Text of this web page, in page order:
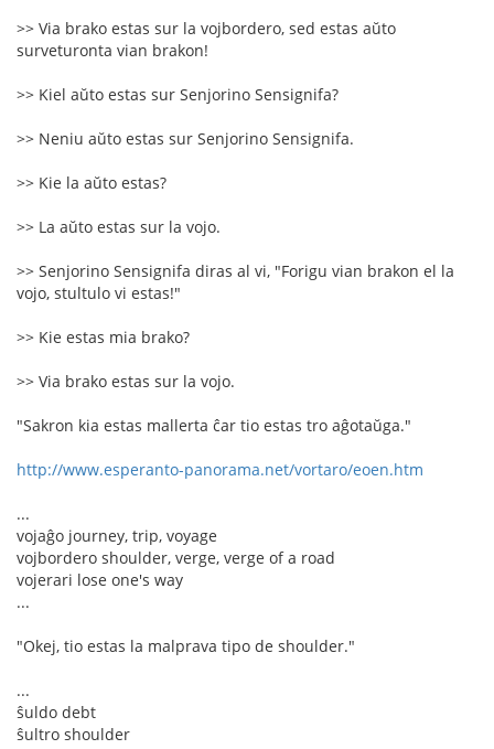
>> Via brako estas sur la vojbordero, sed estas aŭto
surveturonta vian brakon!
>> Kiel aŭto estas sur Senjorino Sensignifa?
>> Neniu aŭto estas sur Senjorino Sensignifa.
>> Kie la aŭto estas?
>> La aŭto estas sur la vojo.
>> Senjorino Sensignifa diras al vi, "Forigu vian brakon el la
vojo, stultulo vi estas!"
>> Kie estas mia brako?
>> Via brako estas sur la vojo.
"Sakron kia estas mallerta ĉar tio estas tro aĝotaŭga."
http://www.esperanto-panorama.net/vortaro/eoen.htm
...
vojaĝo journey, trip, voyage
vojbordero shoulder, verge, verge of a road
vojerari lose one's way
...
"Okej, tio estas la malprava tipo de shoulder."
...
ŝuldo debt
ŝultro shoulder